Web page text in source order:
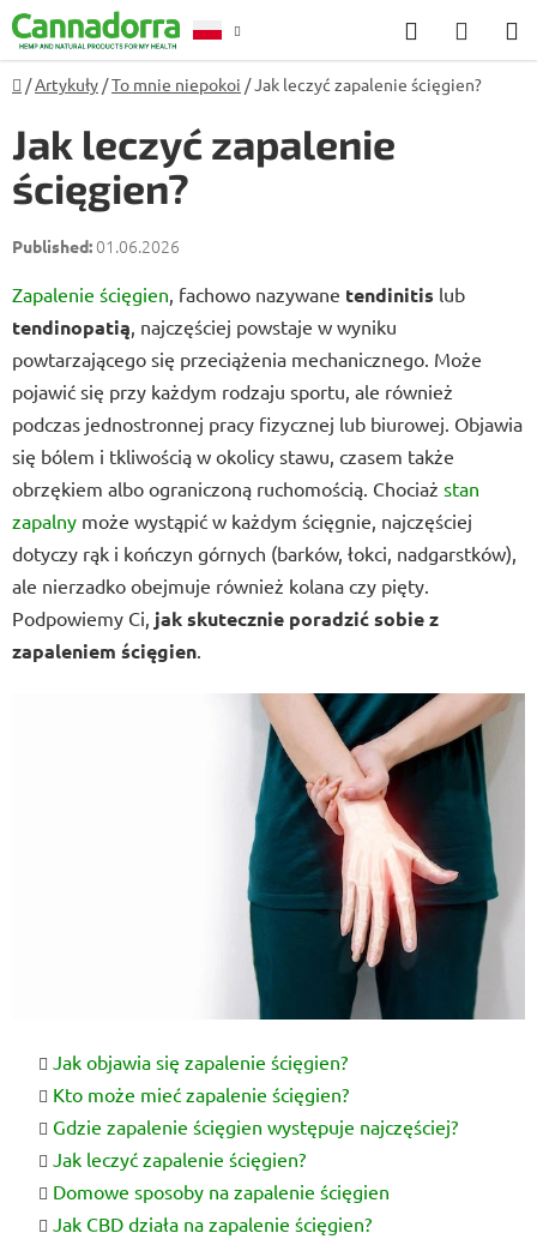
Przejść
do
treści
Szukaj
Poradnia
Home
/Artykuły /To mnie niepokoi /Jak leczyć zapalenie ścięgien?
Jak leczyć zapalenie
ścięgien?
01.06.2026
Zapalenie ścięgien , fachowo nazywane tendinitis lub
tendinopatią , najczęściej powstaje w wyniku
powtarzającego się przeciążenia mechanicznego. Może
pojawić się przy każdym rodzaju sportu, ale również
podczas jednostronnej pracy fizycznej lub biurowej. Objawia
się bólem i tkliwością w okolicy stawu, czasem także
obrzękiem albo ograniczoną ruchomością. Chociaż stan
zapalny może wystąpić w każdym ścięgnie, najczęściej
dotyczy rąk i kończyn górnych (barków, łokci, nadgarstków),
ale nierzadko obejmuje również kolana czy pięty.
Podpowiemy Ci, jak skutecznie poradzić sobie z
zapaleniem ścięgien
Jak objawia się zapalenie ścięgien?
Kto może mieć zapalenie ścięgien?
Gdzie zapalenie ścięgien występuje najczęściej?
Jak leczyć zapalenie ścięgien?
Domowe sposoby na zapalenie ścięgien
Jak CBD działa na zapalenie ścięgien?